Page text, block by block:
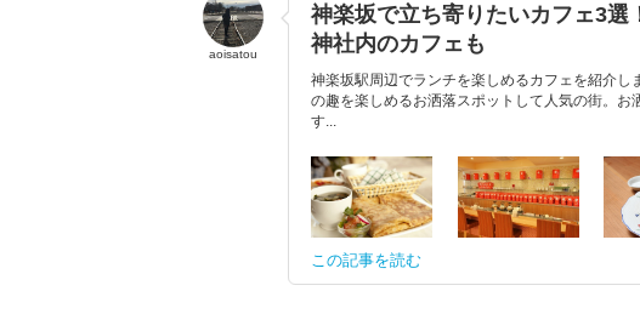
aoisatou
神楽坂で立ち寄りたいカフェ3選
神社内のカフェも
神楽坂駅周辺でランチを楽しめるカフェを紹介
の趣を楽しめるお洒落スポットして人気の街。
す...
この記事を読む